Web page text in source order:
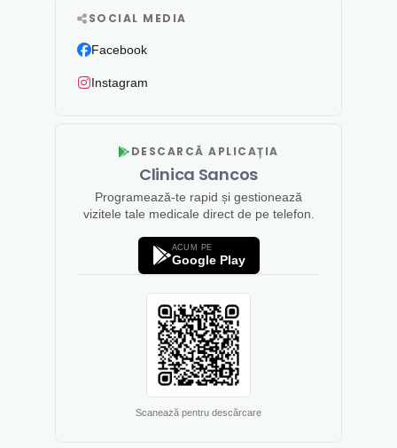
SOCIAL MEDIA
Facebook
Instagram
DESCARCĂ APLICAȚIA
Clinica Sancos
Programează-te rapid și gestionează
vizitele tale medicale direct de pe telefon.
ACUM PE
Google Play
Scanează pentru descărcare